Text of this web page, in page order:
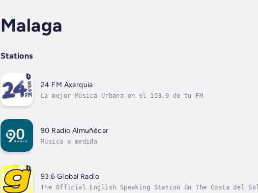
Malaga
Stations
24 FM Axarquia
La mejor Música Urbana en el 103.9 de tu FM
90 Radio Almuñécar
Música a medida
93.6 Global Radio
The Official English Speaking Station On The Costa del Sol